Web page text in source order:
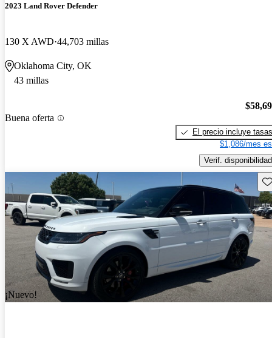
2023 Land Rover Defender
130 X AWD 44,703 millas
Oklahoma City, OK
43 millas
Buena oferta
El precio incluye tasas
$1,086/mes
Verif. disponibilidad
¡Nuevo!